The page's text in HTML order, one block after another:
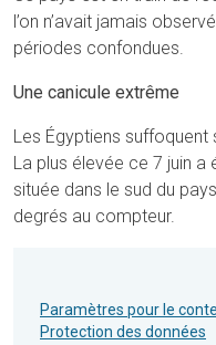
l’on n’avait jamais
périodes confondues.
Une canicule extrême
Les Égyptiens
La plus élevée ce 7 juin a
située dans le sud du
degrés au compteur.
Paramètres pour le
Protection des données